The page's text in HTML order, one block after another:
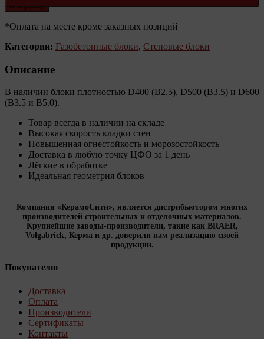
В корзину
*Оплата на месте кроме заказных позиций
Категории: Газобетонные блоки, Стеновые блоки
Описание
В наличии блоки плотностью D400 (В2.5), D500 (В3.5) и D600
(В3.5 и В5.0).
Товар всегда в наличии на складе
Высокая скорость кладки стен
Повышенная огнестойкость и морозостойкость
Доставка в любую точку ЦФО за 1 день
Лёгкие в обработке
Идеальная геометрия блоков
Компания «КерамоСити», является дистрибьютором многих
производителей строительных и отделочных материалов.
Крупнейшие заводы-производители, такие как BRAER,
Volgabrick, Керма и др. доверили нам реализацию своей
продукции.
Покупателю
Доставка
Оплата
Производители
Сертификаты
Контакты